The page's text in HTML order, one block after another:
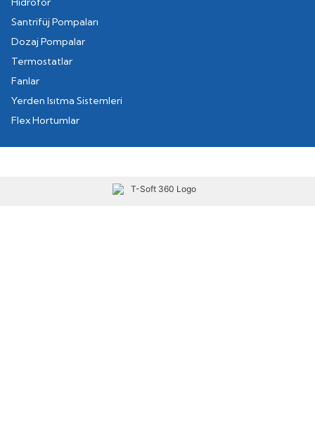
Santrifüj Pompaları
Dozaj Pompalar
Termostatlar
Fanlar
Yerden Isıtma Sistemleri
Flex Hortumlar